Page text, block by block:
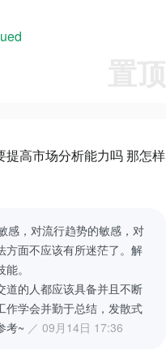
高市场分析能力吗 那怎样
感，对流行趋势的敏感，对
方面不应该有所迷茫了。解
。
道的人都应该具备并且不断
作学会并勤于总结，发散式
考~ ／ 09月14日 17:36